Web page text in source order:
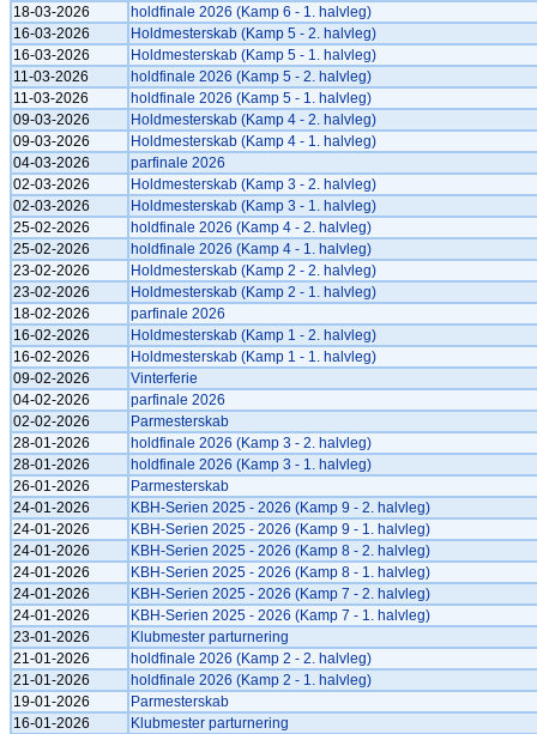
18-03-2026
holdfinale 2026 (Kamp 6 - 1. halvleg)
16-03-2026
Holdmesterskab (Kamp 5 - 2. halvleg)
16-03-2026
Holdmesterskab (Kamp 5 - 1. halvleg)
11-03-2026
holdfinale 2026 (Kamp 5 - 2. halvleg)
11-03-2026
holdfinale 2026 (Kamp 5 - 1. halvleg)
09-03-2026
Holdmesterskab (Kamp 4 - 2. halvleg)
09-03-2026
Holdmesterskab (Kamp 4 - 1. halvleg)
04-03-2026
parfinale 2026
02-03-2026
Holdmesterskab (Kamp 3 - 2. halvleg)
02-03-2026
Holdmesterskab (Kamp 3 - 1. halvleg)
25-02-2026
holdfinale 2026 (Kamp 4 - 2. halvleg)
25-02-2026
holdfinale 2026 (Kamp 4 - 1. halvleg)
23-02-2026
Holdmesterskab (Kamp 2 - 2. halvleg)
23-02-2026
Holdmesterskab (Kamp 2 - 1. halvleg)
18-02-2026
parfinale 2026
16-02-2026
Holdmesterskab (Kamp 1 - 2. halvleg)
16-02-2026
Holdmesterskab (Kamp 1 - 1. halvleg)
09-02-2026
Vinterferie
04-02-2026
parfinale 2026
02-02-2026
Parmesterskab
28-01-2026
holdfinale 2026 (Kamp 3 - 2. halvleg)
28-01-2026
holdfinale 2026 (Kamp 3 - 1. halvleg)
26-01-2026
Parmesterskab
24-01-2026
KBH-Serien 2025 - 2026 (Kamp 9 - 2. halvleg)
24-01-2026
KBH-Serien 2025 - 2026 (Kamp 9 - 1. halvleg)
24-01-2026
KBH-Serien 2025 - 2026 (Kamp 8 - 2. halvleg)
24-01-2026
KBH-Serien 2025 - 2026 (Kamp 8 - 1. halvleg)
24-01-2026
KBH-Serien 2025 - 2026 (Kamp 7 - 2. halvleg)
24-01-2026
KBH-Serien 2025 - 2026 (Kamp 7 - 1. halvleg)
23-01-2026
Klubmester parturnering
21-01-2026
holdfinale 2026 (Kamp 2 - 2. halvleg)
21-01-2026
holdfinale 2026 (Kamp 2 - 1. halvleg)
19-01-2026
Parmesterskab
16-01-2026
Klubmester parturnering